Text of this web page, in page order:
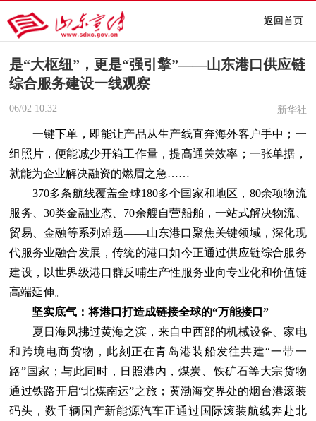
返回首页
是“大枢纽”，更是“强引擎”——山东港口供应链
综合服务建设一线观察
06/02 10:32 新华社
一键下单，即能让产品从生产线直奔海外客户手中；一
组照片，便能减少开箱工作量，提高通关效率；一张单据，
就能为企业解决融资的燃眉之急……
370多条航线覆盖全球180多个国家和地区，80余项物流
服务、30类金融业态、70余艘自营船舶，一站式解决物流、
贸易、金融等系列难题——山东港口聚焦关键领域，深化现
代服务业融合发展，传统的港口如今正通过供应链综合服务
建设，以世界级港口群反哺生产性服务业向专业化和价值链
高端延伸。
坚实底气：将港口打造成链接全球的“万能接口”
夏日海风拂过黄海之滨，来自中西部的机械设备、家电
和跨境电商货物，此刻正在青岛港装船发往共建“一带一
路”国家；与此同时，日照港内，煤炭、铁矿石等大宗货物
通过铁路开启“北煤南运”之旅；黄渤海交界处的烟台港滚装
码头，数千辆国产新能源汽车正通过国际滚装航线奔赴北